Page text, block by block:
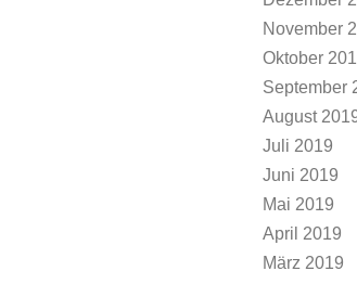
November
Oktober
September
August
Juli 2019
Juni 2019
Mai 2019
April 2019
März 2019